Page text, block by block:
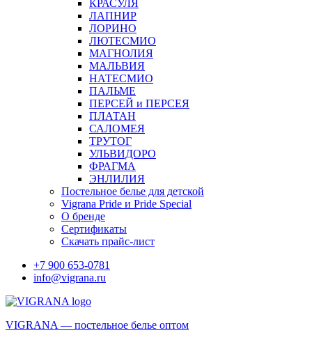
КРАСУЛЯ
ЛАПНИР
ЛОРИНО
ЛЮТЕСМИО
МАГНОЛИЯ
МАЛЬВИЯ
НАТЕСМИО
ПАЛЬМЕ
ПЕРСЕЙ и ПЕРСЕЯ
ПЛАТАН
САЛОМЕЯ
ТРУТОГ
УЛЬВИДОРО
ФРАГМА
ЭНЛИЛИЯ
Постельное белье для детской
Vigrana Pride и Pride Special
О бренде
Сертификаты
Скачать прайс-лист
+7 900 653-0781
info@vigrana.ru
VIGRANA — постельное белье оптом